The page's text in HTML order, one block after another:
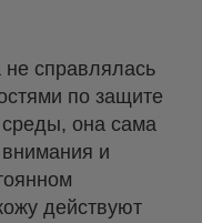
справлялась
по защите
она сама
и
действуют